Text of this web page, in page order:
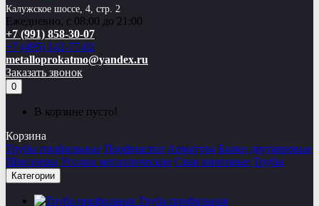
Калужское шоссе, 4, стр. 2
Ежедневно, с 08:00 до 21:00
+7 (991) 858-30-07
+7 (495) 142-77-02
metalloprokatmo@yandex.ru
Заказать звонок
0
В корзине пусто!
Корзина
Трубы профильные Профнастил Арматура Балки двутавровые
Швеллеры Уголки металлические Сваи винтовые Трубы
Категории
Труба профильная